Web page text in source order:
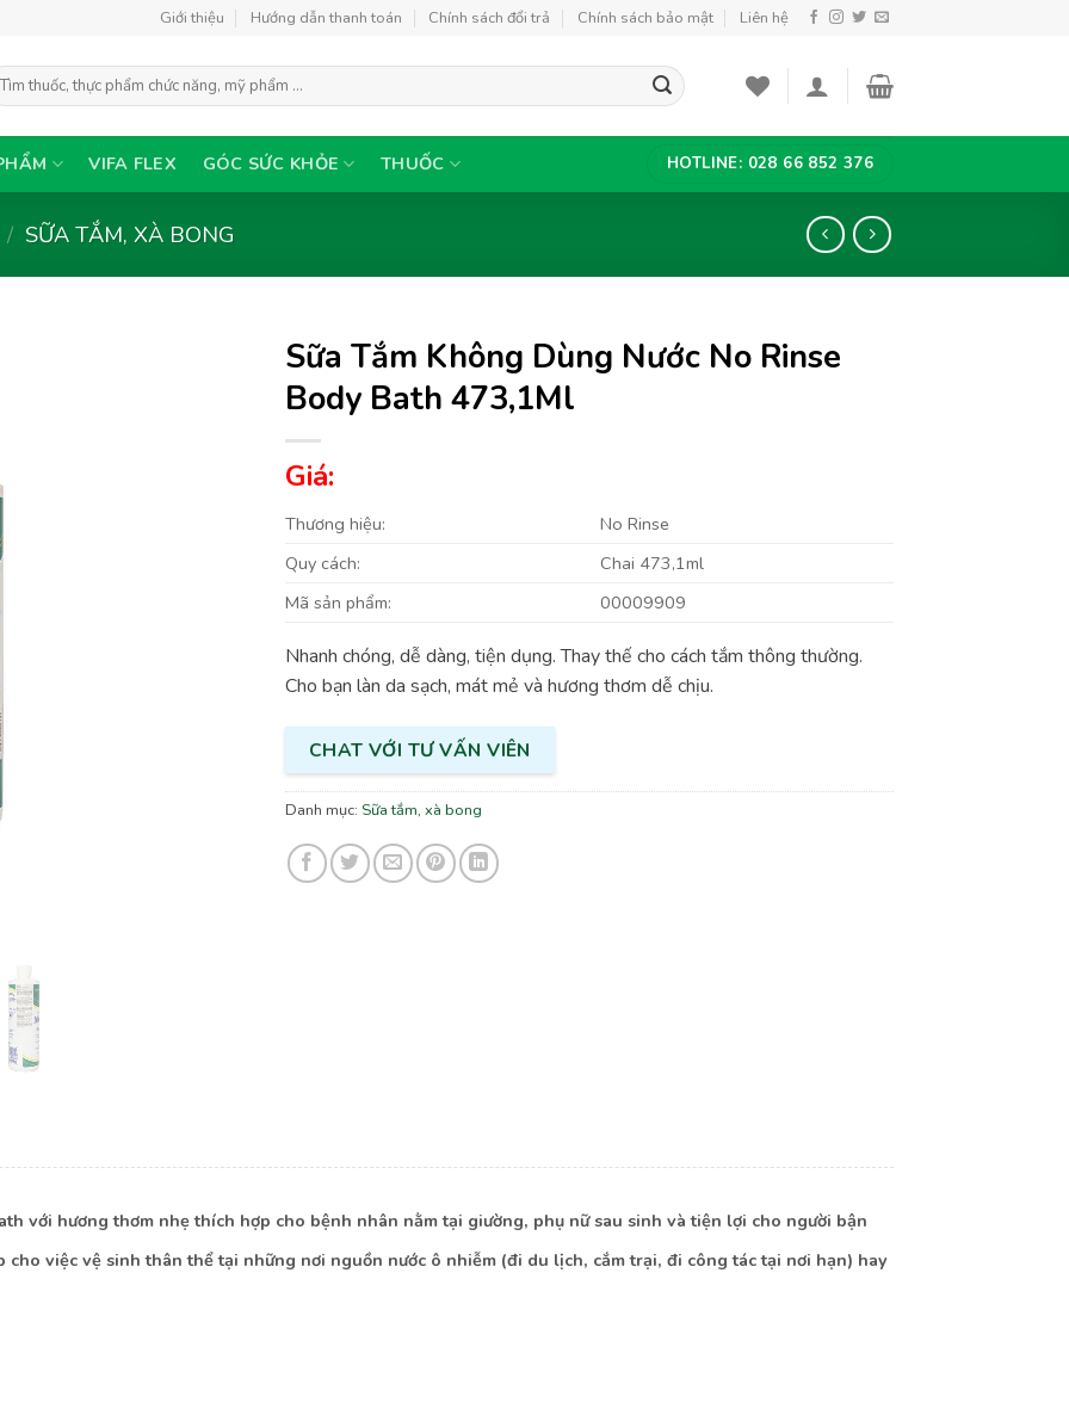
Giới thiệu Hướng dẫn thanh toán Chính sách đổi trả Chính sách bảo mật Liên hệ
VIFA FLEX GÓC SỨC KHỎE THUỐC HOTLINE: 028 66 852 376
/ SỮA TẮM, XÀ BONG
Sữa Tắm Không Dùng Nước No Rinse
Body Bath 473,1Ml
Giá:
Thương hiệu:
No Rinse
Quy cách:
Chai 473,1ml
Mã sản phẩm:
00009909
Nhanh chóng, dễ dàng, tiện dụng. Thay thế cho cách tắm thông thường.
Cho bạn làn da sạch, mát mẻ và hương thơm dễ chịu.
CHAT VỚI TƯ VẤN VIÊN
Danh mục: Sữa tắm, xà bong
với hương thơm nhẹ thích hợp cho bệnh nhân nằm tại giường, phụ nữ sau sinh và tiện lợi cho người bận
cho việc vệ sinh thân thể tại những nơi nguồn nước ô nhiễm (đi du lịch, cắm trại, đi công tác tại nơi hạn) hay